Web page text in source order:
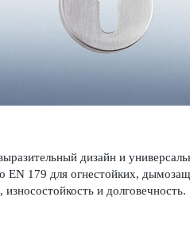
дизайн и
EN 179 для огн­ес­тойких,
и долговечность.